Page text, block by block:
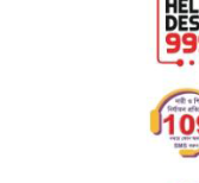
ক্যাটালগার শিক্ষার্থীদের
খ) মিলনায়তন : কলেজে
এতে শিক্ষার্থীদের
গেইম ও বিনোদনের সু-
গ) রোভার স্কাউট ও